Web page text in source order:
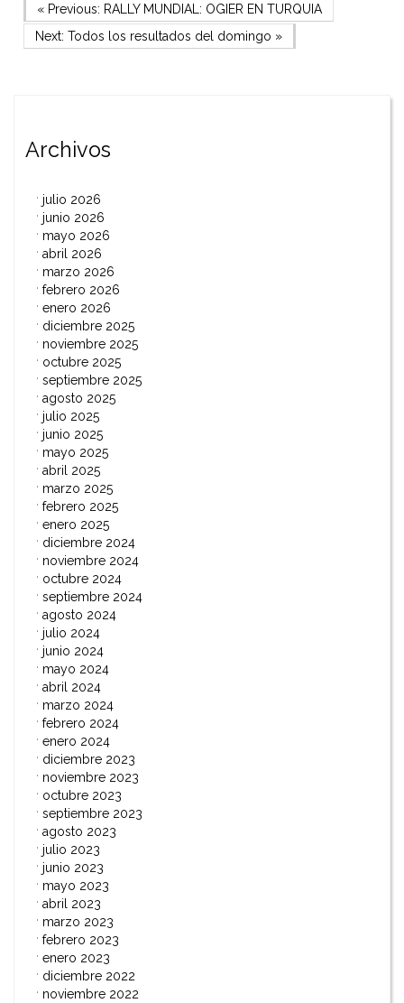
Navegación
de
Previous Post
« Previous: RALLY MUNDIAL: OGIER EN TURQUIA
Next Post
Next: Todos los resultados del domingo »
Archivos
julio 2026
junio 2026
mayo 2026
abril 2026
marzo 2026
febrero 2026
enero 2026
diciembre 2025
noviembre 2025
octubre 2025
septiembre 2025
agosto 2025
julio 2025
junio 2025
mayo 2025
abril 2025
marzo 2025
febrero 2025
enero 2025
diciembre 2024
noviembre 2024
octubre 2024
septiembre 2024
agosto 2024
julio 2024
junio 2024
mayo 2024
abril 2024
marzo 2024
febrero 2024
enero 2024
diciembre 2023
noviembre 2023
octubre 2023
septiembre 2023
agosto 2023
julio 2023
junio 2023
mayo 2023
abril 2023
marzo 2023
febrero 2023
enero 2023
diciembre 2022
noviembre 2022